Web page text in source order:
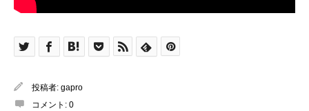
投稿者: gapro
コメント: 0